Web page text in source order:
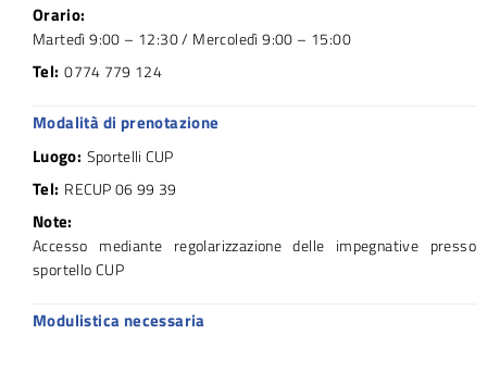
Orario:
Martedì 9:00 – 12:30 / Mercoledì 9:00 – 15:00
Tel: 0774 779 124
Modalità di prenotazione
Luogo: Sportelli CUP
Tel: RECUP 06 99 39
Note:
Accesso mediante regolarizzazione delle impegnative presso
sportello CUP
Modulistica necessaria